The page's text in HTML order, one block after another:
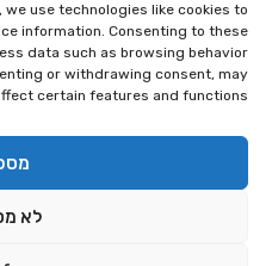
use technologies like cookies to
information. Consenting to these
data such as browsing behavior
or withdrawing consent, may
certain features and functions.
לא